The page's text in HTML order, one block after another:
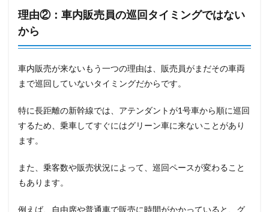
理由②：車内販売員の巡回タイミングではない
から
車内販売が来ないもう一つの理由は、販売員がまだその車両
まで巡回していないタイミングだからです。
特に長距離の新幹線では、アテンダントが1号車から順に巡回
するため、乗車してすぐにはグリーン車に来ないことがあり
ます。
また、乗客数や販売状況によって、巡回ペースが変わること
もあります。
例えば、自由席や普通車で販売に時間がかかっていると、グ